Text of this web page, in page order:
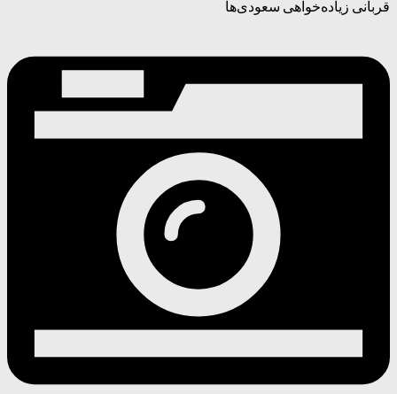
قربانی زیاده‌خواهی سعودی‌ها